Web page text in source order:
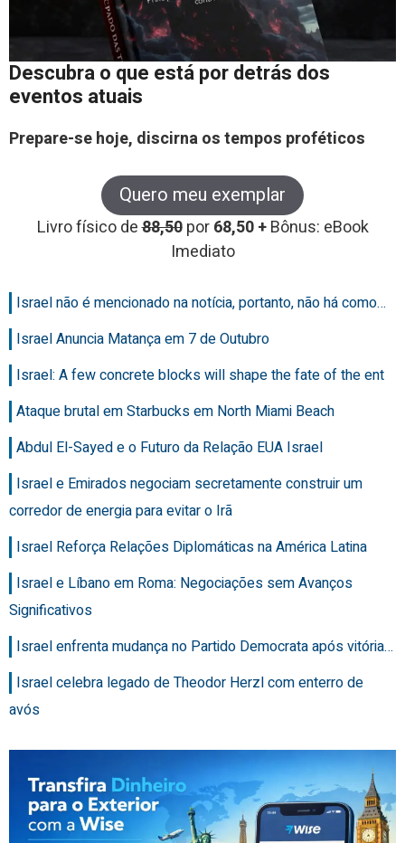
Descubra o que está por detrás dos
eventos atuais
Prepare-se hoje, discirna os tempos proféticos
Quero meu exemplar
Livro físico de88,50 por68,50 +Bônus: eBook
Imediato
Israel não é mencionado na notícia, portanto, não há como…
Israel Anuncia Matança em 7 de Outubro
Israel: A few concrete blocks will shape the fate of the ent
Ataque brutal em Starbucks em North Miami Beach
Abdul El-Sayed e o Futuro da Relação EUA Israel
Israel e Emirados negociam secretamente construir um
corredor de energia para evitar o Irã
Israel Reforça Relações Diplomáticas na América Latina
Israel e Líbano em Roma: Negociações sem Avanços
Significativos
Israel enfrenta mudança no Partido Democrata após vitória…
Israel celebra legado de Theodor Herzl com enterro de
avós